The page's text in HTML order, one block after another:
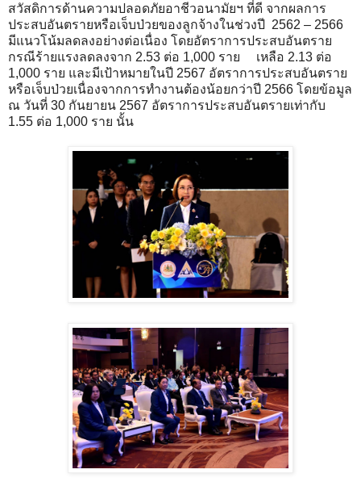
สวัสดิการด้านความปลอดภัยอาชีวอนามัยฯ ที่ดี จากผลการ
ประสบอันตรายหรือเจ็บป่วยของลูกจ้างในช่วงปี 2562 – 2566
มีแนวโน้มลดลงอย่างต่อเนื่อง โดยอัตราการประสบอันตราย
กรณีร้ายแรงลดลงจาก 2.53 ต่อ 1,000 ราย เหลือ 2.13 ต่อ
1,000 ราย และมีเป้าหมายในปี 2567 อัตราการประสบอันตราย
หรือเจ็บป่วยเนื่องจากการทำงานต้องน้อยกว่าปี 2566 โดยข้อมูล
ณ วันที่ 30 กันยายน 2567 อัตราการประสบอันตรายเท่ากับ
1.55 ต่อ 1,000 ราย นั้น